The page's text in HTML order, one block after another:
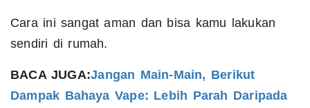
Cara ini sangat aman dan bisa kamu lakukan
sendiri di rumah.
BACA JUGA:Jangan Main-Main, Berikut
Dampak Bahaya Vape: Lebih Parah Daripada